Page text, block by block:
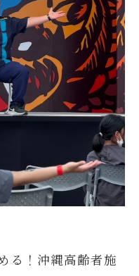
る！沖縄高齢者施